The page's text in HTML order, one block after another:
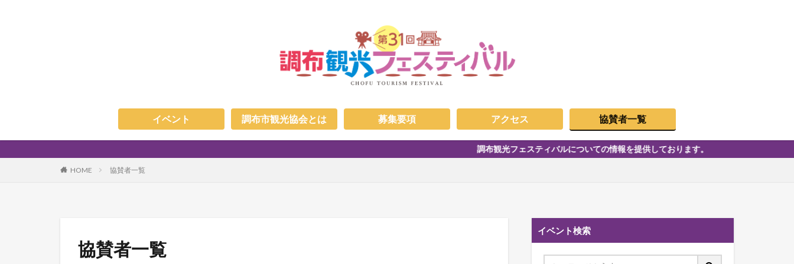
イベント 調布市観光協会とは 募集要項 アクセス 協賛者一覧
調布観光フェスティバルについての情報を提供しております。
HOME 協賛者一覧
協賛者一覧
イベント検索